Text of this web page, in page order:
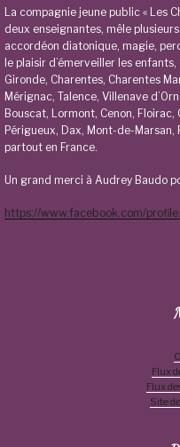
La compagnie jeune public « Les
deux enseignantes, mêle
accordéon diatonique, magie,
le plaisir d’émerveiller les
Gironde, Charentes, Charentes
Mérignac, Talence, Villenave
Bouscat, Lormont, Cenon,
Périgueux, Dax, Mont-de-
partout en France.
Un grand merci à Audrey Baudo
https://www.facebook.com/
Flux
Flux
Site